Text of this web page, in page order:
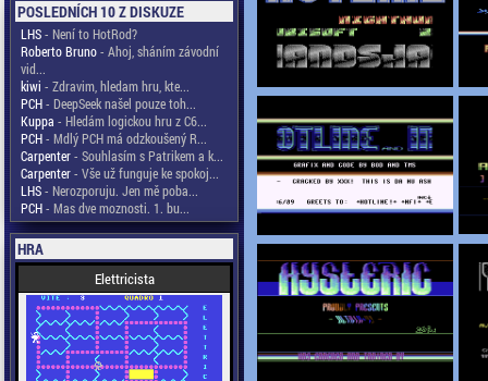
POSLEDNÍCH 10 Z DISKUZE
LHS- Není to HotRod?
Roberto Bruno- Ahoj, sháním závodní
vid...
kiwi - Zdravim, hledam hru, kte...
PCH- DeepSeek našel pouze toh...
Kuppa - Hledám logickou hru z C6...
PCH- Mdlý PCH má odzkoušený R...
Carpenter- Souhlasím s Patrikem a k...
Carpenter- Vše už funguje ke spokoj...
LHS- Nerozporuju. Jen mě poba...
PCH- Mas dve moznosti. 1. bu...
HRA
Elettricista